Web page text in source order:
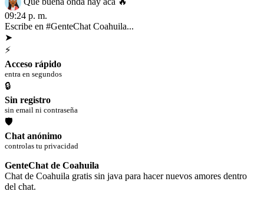
09:24 p. m.
Escribe en #GenteChat Coahuila...
➤
⚡
Acceso rápido
entra en segundos
🔒
Sin registro
sin email ni contraseña
🛡
Chat anónimo
controlas tu privacidad
GenteChat de Coahuila
Chat de Coahuila gratis sin java para hacer nuevos amores dentro
del chat.